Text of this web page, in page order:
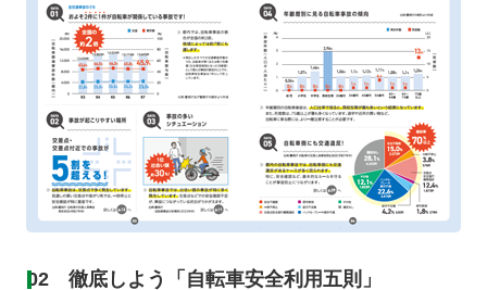
02 徹底しよう「自転車安全利用五則」